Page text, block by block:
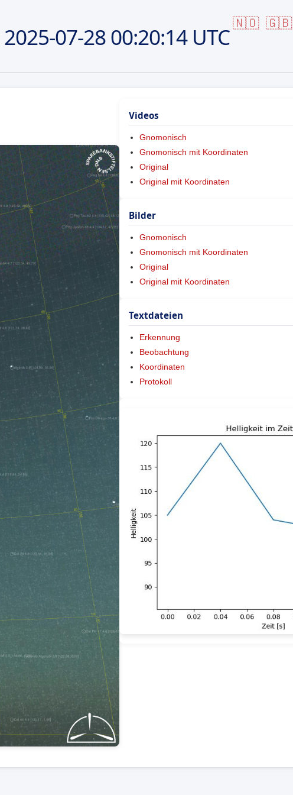
🇳🇴 🇬🇧
2025-07-2800:20:14 UTC
Videos
Gnomonisch
Gnomonisch mit Koordinaten
Original
Original mit Koordinaten
Bilder
Gnomonisch
Gnomonisch mit Koordinaten
Original
Original mit Koordinaten
Textdateien
Erkennung
Beobachtung
Koordinaten
Protokoll